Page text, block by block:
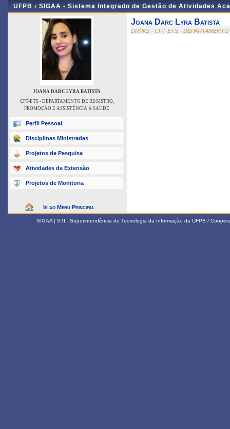
UFPB › SIGAA - Sistema Integrado de Gestão de Atividades
JOANA DARC LYRA BATISTA
CPT-ETS - DEPARTAMENTO DE REGISTRO,
PROMOÇÃO E ASSISTÊNCIA À SAÚDE
Perfil Pessoal
Disciplinas Ministradas
Projetos de Pesquisa
Atividades de Extensão
Projetos de Monitoria
Ir ao Menu Principal
Joana Darc Lyra Batista
DRPAS - CPT-ETS -
SIGAA | STI - Superintendência de Tecnologia da Informação da UFPB /